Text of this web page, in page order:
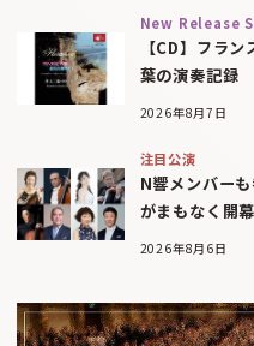
New Release
【CD】フラ
葉の演奏記録
2026年8月7日
注目公演
N響メンバー
がまもなく開幕
2026年8月6日